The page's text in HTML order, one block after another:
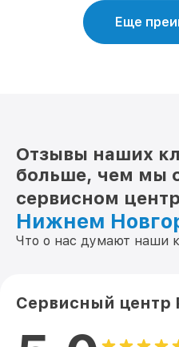
Еще
Отзывы наших
больше, чем мы
сервисном
Нижнем
Что о нас думают наши
Сервисный центр